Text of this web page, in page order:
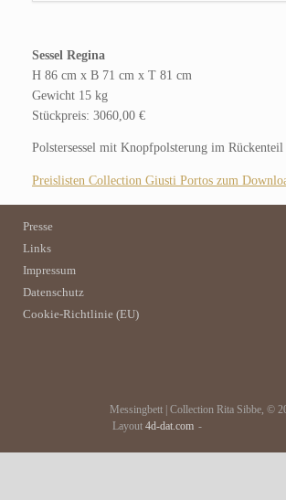
Sessel Regina
H 86 cm x B 71 cm x T 81 cm
Gewicht 15 kg
Stückpreis: 3060,00 €
Polstersessel mit Knopfpolsterung im Rückenteil
Preislisten Collection Giusti Portos zum
Presse
Links
Impressum
Datenschutz
Cookie-Richtlinie (EU)
Messingbett | Collection Rita Sibbe, ©
Layout 4d-dat.com